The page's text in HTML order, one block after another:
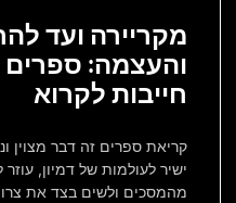
מקריירה ועד
והעצמה:
חייבות לקרוא
קריאת ספרים זה דבר מצוין
ישיר לעולמות של דמיון,
מהמסכים ולשים בצד את